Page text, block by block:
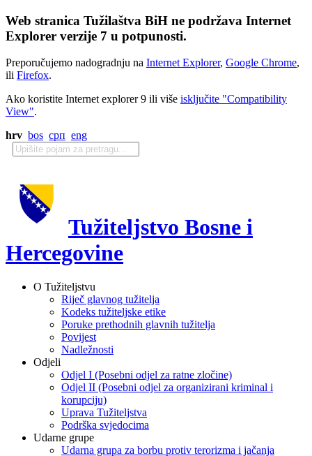
Web stranica Tužilaštva BiH ne podržava Internet
Explorer verzije 7 u potpunosti.
Preporučujemo nadogradnju na Internet Explorer, Google Chrome,
ili Firefox.
Ako koristite Internet explorer 9 ili više isključite "Compatibility
View".
hrv bos срп eng
Tužiteljstvo Bosne i
Hercegovine
O Tužiteljstvu
Riječ glavnog tužitelja
Kodeks tužiteljske etike
Poruke prethodnih glavnih tužitelja
Povijest
Nadležnosti
Odjeli
Odjel I (Posebni odjel za ratne zločine)
Odjel II (Posebni odjel za organizirani kriminal i
korupciju)
Uprava Tužiteljstva
Podrška svjedocima
Udarne grupe
Udarna grupa za borbu protiv terorizma i jačanja